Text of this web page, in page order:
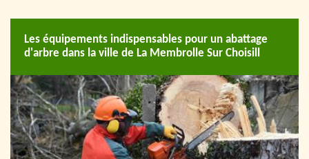
Les équipements indispensables pour un abattage
d'arbre dans la ville de La Membrolle Sur Choisill